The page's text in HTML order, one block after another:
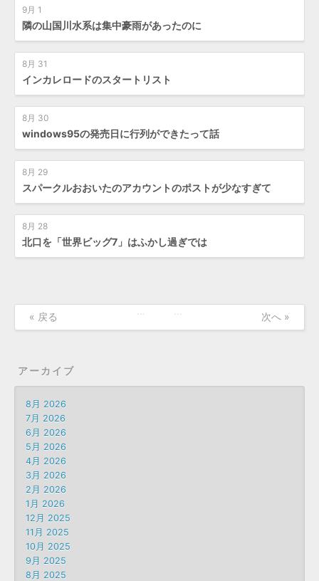
9月 1
隣の山国川水系は集中豪雨があったのに
8月 31
インカレロードのスタートリスト
8月 30
windows95の発売日に行列ができたって話
8月 29
スパークルおおいたのアカウントのポストが少なすぎて
8月 28
北口を「世界ビッグ7」はふかし過ぎでは
« 戻る 次へ »
アーカイブ
8月 2026
7月 2026
6月 2026
5月 2026
4月 2026
3月 2026
2月 2026
1月 2026
12月 2025
11月 2025
10月 2025
9月 2025
8月 2025